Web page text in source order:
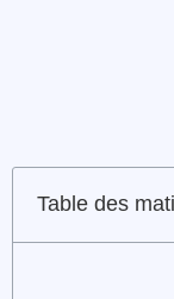
Table des